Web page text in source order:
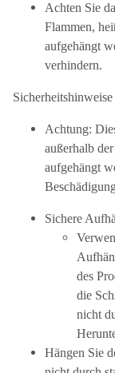
Achten Sie
Flammen,
aufgehängt
verhindern.
Sicherheitshinweise
Achtung:
außerhalb
aufgehängt
Sichere
des
die
nicht
Hängen Sie